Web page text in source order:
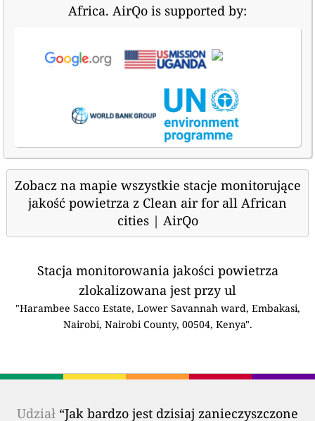
Africa. AirQo is supported by:
Zobacz na mapie wszystkie stacje monitorujące
jakość powietrza z Clean air for all African
cities | AirQo
Stacja monitorowania jakości powietrza
zlokalizowana jest przy ul
"Harambee Sacco Estate, Lower Savannah ward, Embakasi,
Nairobi, Nairobi County, 00504, Kenya".
Udział “Jak bardzo jest dzisiaj zanieczyszczone